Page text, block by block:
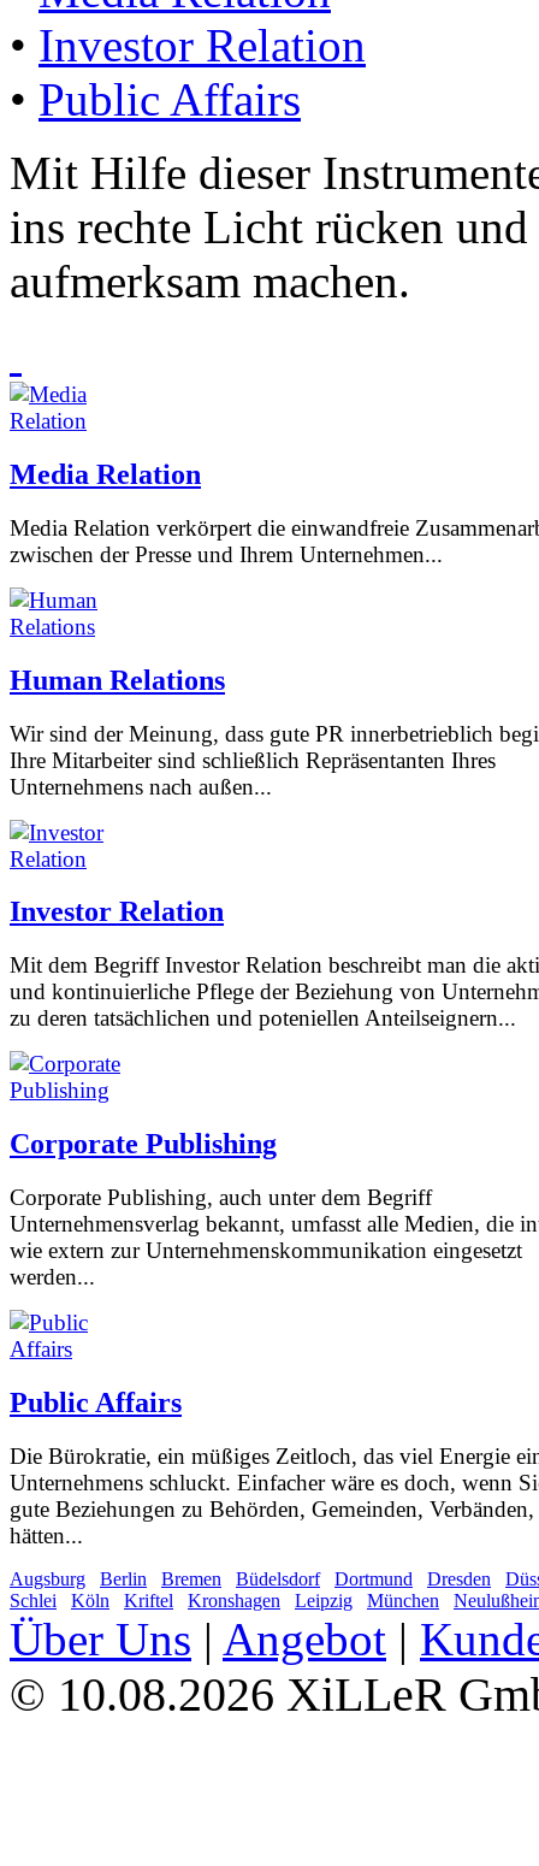
• Investor Relation
• Public Affairs
Mit Hilfe dieser
ins rechte Licht rücken
aufmerksam machen.
Media Relation
Media Relation verkörpert die einwandfreie
zwischen der Presse und Ihrem Unternehmen...
Human Relations
Wir sind der Meinung, dass gute PR innerbetrieblich
Ihre Mitarbeiter sind schließlich Repräsentanten Ihres
Unternehmens nach außen...
Investor Relation
Mit dem Begriff Investor Relation beschreibt man die
und kontinuierliche Pflege der Beziehung von
zu deren tatsächlichen und poteniellen Anteilseignern...
Corporate Publishing
Corporate Publishing, auch unter dem Begriff
Unternehmensverlag bekannt, umfasst alle Medien, die
wie extern zur Unternehmenskommunikation eingesetzt
werden...
Public Affairs
Die Bürokratie, ein müßiges Zeitloch, das viel Energie
Unternehmens schluckt. Einfacher wäre es doch, wenn
gute Beziehungen zu Behörden, Gemeinden, Verbänden,
hätten...
Augsburg Berlin Bremen Büdelsdorf Dortmund Dresden
Schlei
Köln Kriftel Kronshagen Leipzig München
Über Uns | Angebot |
© 10.08.2026 XiLLeR